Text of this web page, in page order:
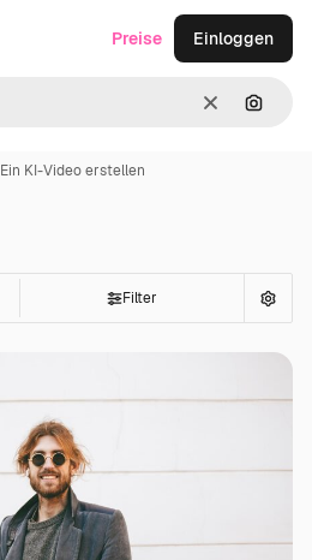
LöschenNach
Preise Einloggen
Ein KI-Video erstellen
Filter